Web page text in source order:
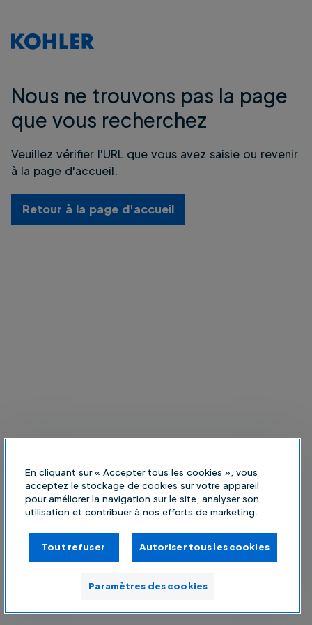
Nous ne trouvons pas la page
que vous recherchez
Veuillez vérifier l'URL que vous avez saisie ou revenir
à la page d'accueil.
Retour à la page d'accueil
En cliquant sur « Accepter tous les cookies », vous
acceptez le stockage de cookies sur votre appareil
pour améliorer la navigation sur le site, analyser son
utilisation et contribuer à nos efforts de marketing.
Tout refuser Autoriser tous les cookies
Paramètres des cookies